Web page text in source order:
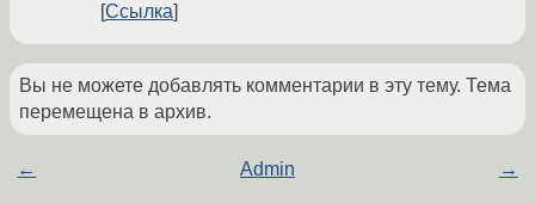
Ссылка
Вы не можете добавлять комментарии в эту тему. Тема
перемещена в архив.
← Admin →